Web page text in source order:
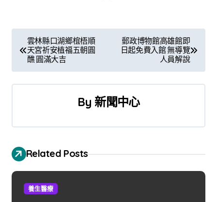
章
導
雲林縣口湖鄉椬梧順
天宮祈安植福五朝圓
醮 圓滿大吉
郵政博物館高雄館即
日起免費入館 無導覽
人員解說
By 新聞中心
Related Posts
養生醫療